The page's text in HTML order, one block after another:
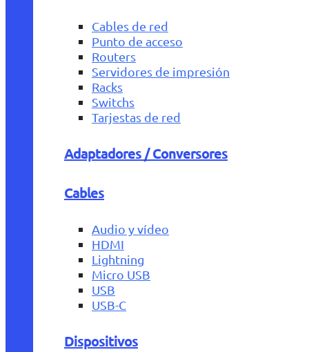
Cables de red
Punto de acceso
Routers
Servidores de impresión
Racks
Switchs
Tarjestas de red
Adaptadores / Conversores
Cables
Audio y vídeo
HDMI
Lightning
Micro USB
USB
USB-C
Dispositivos